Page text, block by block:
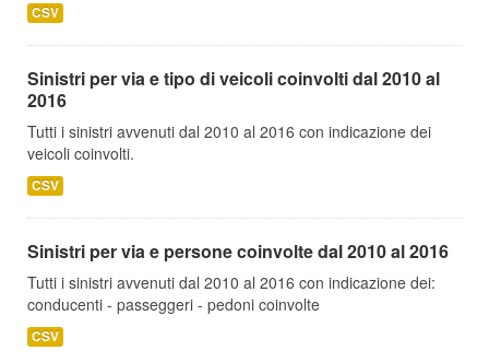
CSV
Sinistri per via e tipo di veicoli coinvolti dal 2010 al
2016
Tutti i sinistri avvenuti dal 2010 al 2016 con indicazione dei
veicoli coinvolti.
CSV
Sinistri per via e persone coinvolte dal 2010 al 2016
Tutti i sinistri avvenuti dal 2010 al 2016 con indicazione dei:
conducenti - passeggeri - pedoni coinvolte
CSV